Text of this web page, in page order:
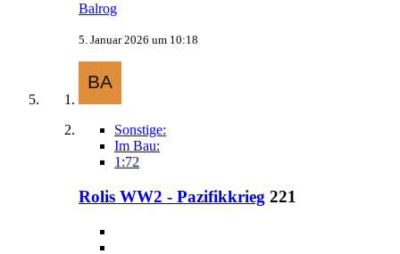
Balrog
5. Januar 2026 um 10:18
Sonstige:
Im Bau:
1:72
Rolis WW2 - Pazifikkrieg 221